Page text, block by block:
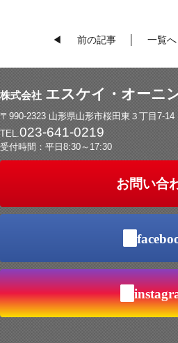
◀ 前の記事 一覧へ
株式会社エスケイ・オーニ
〒990-2323 山形県山形市桜田東３丁目7-14
TEL.023-641-0219
受付時間：平日8:30～17:30
お問い合